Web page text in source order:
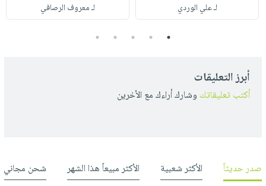
لـ علي الوردي
لـ معروف الرصافي
1
2
3
4
5
أبرز التعليقات
أكتب تعليقاتك وشارك أراءك مع الأخرين
صدر حديثاً الأكثر شعبية الأكثر مبيعاً هذا الشهر شحن مجاني